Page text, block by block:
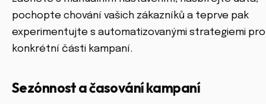
pochopte chování vašich zákazníků a teprve pak
experimentujte s automatizovanými strategiemi pro
konkrétní části kampaní.
Sezónnost a časování kampaní